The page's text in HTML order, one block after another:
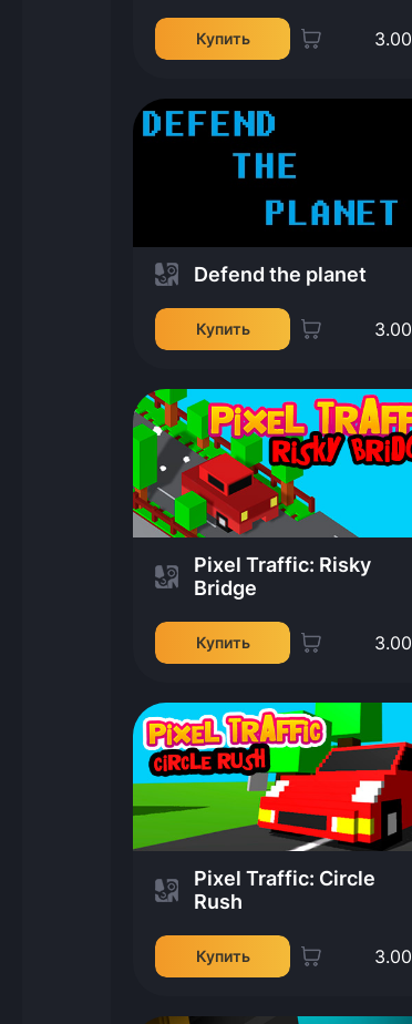
Купить 3.00
Defend the planet
Купить 3.00
Pixel Traffic: Risky
Bridge
Купить 3.00
Pixel Traffic: Circle
Rush
Купить 3.00